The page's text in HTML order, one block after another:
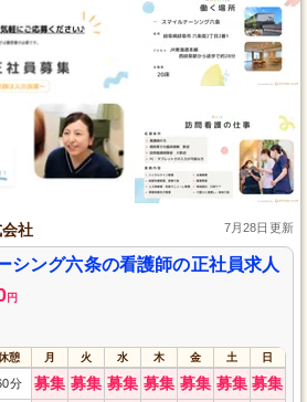
社 7月28日更新
シング六条の看護師の正社員求人
円
憩 月 火 水 木 金 土 日
分 募集 募集 募集 募集 募集 募集 募集